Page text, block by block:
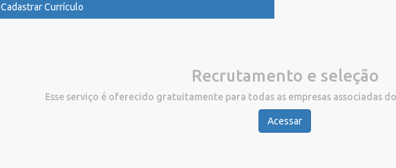
Cadastrar Currículo
Recrutamento e seleção
Esse serviço é oferecido gratuitamente para todas as empresas associadas
Acessar